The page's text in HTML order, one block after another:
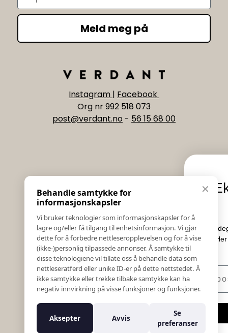
Meld meg på
Instagram | Facebook
Org nr 992 518 073
post@verdant.no - 56 15 68 00
Informasjon
Salgs & Leveringsbetingelser
Registrer reklamasjon eller retur
Kontakt Oss
Bildebank
Følg Oss
Prislister
Etiske Retningslinjer
Åpenhetsloven
Varsling om kritikkverdige forhold
✕
Behandle samtykke for
informasjonskapsler
Vi bruker teknologier som informasjonskapsler for å
lagre og/eller få tilgang til enhetsinformasjon. Vi gjør
dette for å forbedre nettleseropplevelsen og for å vise
(ikke-)personlig tilpassede annonser. Å samtykke til
disse teknologiene vil tillate oss å behandle data som
nettleseratferd eller unike ID-er på dette nettstedet. Å
ikke samtykke eller trekke tilbake samtykke kan ha
negativ innvirkning på visse funksjoner og funksjoner.
Aksepter Avvis
Se
preferanser
Eksklusive
Meld deg på vårt nyhetsbrev
Her får du innblikk i
E-post